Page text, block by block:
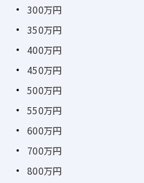
300万円
350万円
400万円
450万円
500万円
550万円
600万円
700万円
800万円